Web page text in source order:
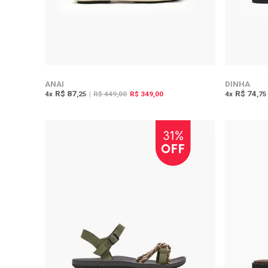
ANAI
4x R$ 87 ,25 | R$ 449,00 R$ 349,00
DINHA
4x R$ 74 ,75
31%
OFF